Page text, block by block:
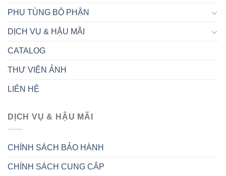
PHỤ TÙNG BỘ PHẬN
DỊCH VỤ & HẬU MÃI
CATALOG
THƯ VIỆN ẢNH
LIÊN HỆ
DỊCH VỤ & HẬU MÃI
CHÍNH SÁCH BẢO HÀNH
CHÍNH SÁCH CUNG CẤP